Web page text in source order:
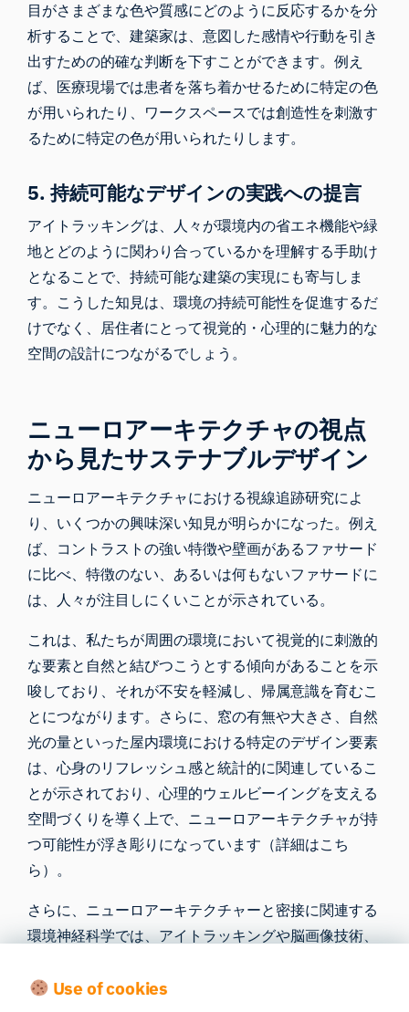
目がさまざまな色や質感にどのように反応するかを分
析することで、建築家は、意図した感情や行動を引き
出すための的確な判断を下すことができます。例え
ば、医療現場では患者を落ち着かせるために特定の色
が用いられたり、ワークスペースでは創造性を刺激す
るために特定の色が用いられたりします。
5. 持続可能なデザインの実践への提言
アイトラッキングは、人々が環境内の省エネ機能や緑
地とどのように関わり合っているかを理解する手助け
となることで、持続可能な建築の実現にも寄与しま
す。こうした知見は、環境の持続可能性を促進するだ
けでなく、居住者にとって視覚的・心理的に魅力的な
空間の設計につながるでしょう。
ニューロアーキテクチャの視点
から見たサステナブルデザイン
ニューロアーキテクチャにおける視線追跡研究によ
り、いくつかの興味深い知見が明らかになった。例え
ば、コントラストの強い特徴や壁画があるファサード
に比べ、特徴のない、あるいは何もないファサードに
は、人々が注目しにくいことが示されている。
これは、私たちが周囲の環境において視覚的に刺激的
な要素と自然と結びつこうとする傾向があることを示
唆しており、それが不安を軽減し、帰属意識を育むこ
とにつながります。さらに、窓の有無や大きさ、自然
光の量といった屋内環境における特定のデザイン要素
は、心身のリフレッシュ感と統計的に関連しているこ
とが示されており、心理的ウェルビーイングを支える
空間づくりを導く上で、ニューロアーキテクチャが持
つ可能性が浮き彫りになっています（詳細はこち
ら ）。
さらに、ニューロアーキテクチャーと密接に関連する
環境神経科学では、アイトラッキングや脳画像技術、
や行動に与える影響を定量的に分析しています。この
Use of cookies